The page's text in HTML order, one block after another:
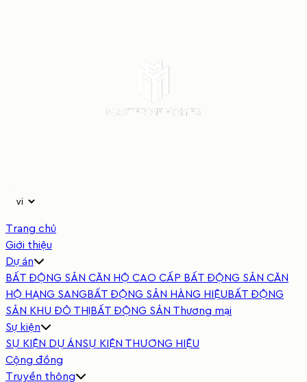
Trang chủ
Giới thiệu
Dự án
BẤT ĐỘNG SẢN CĂN HỘ CAO CẤP BẤT ĐỘNG SẢN CĂN
HỘ HẠNG SANG BẤT ĐỘNG SẢN HÀNG HIỆU BẤT ĐỘNG
SẢN KHU ĐÔ THỊ BẤT ĐỘNG SẢN Thương mại
Sự kiện
SỰ KIỆN DỰ ÁNSỰ KIỆN THƯƠNG HIỆU
Cộng đồng
Truyền thông